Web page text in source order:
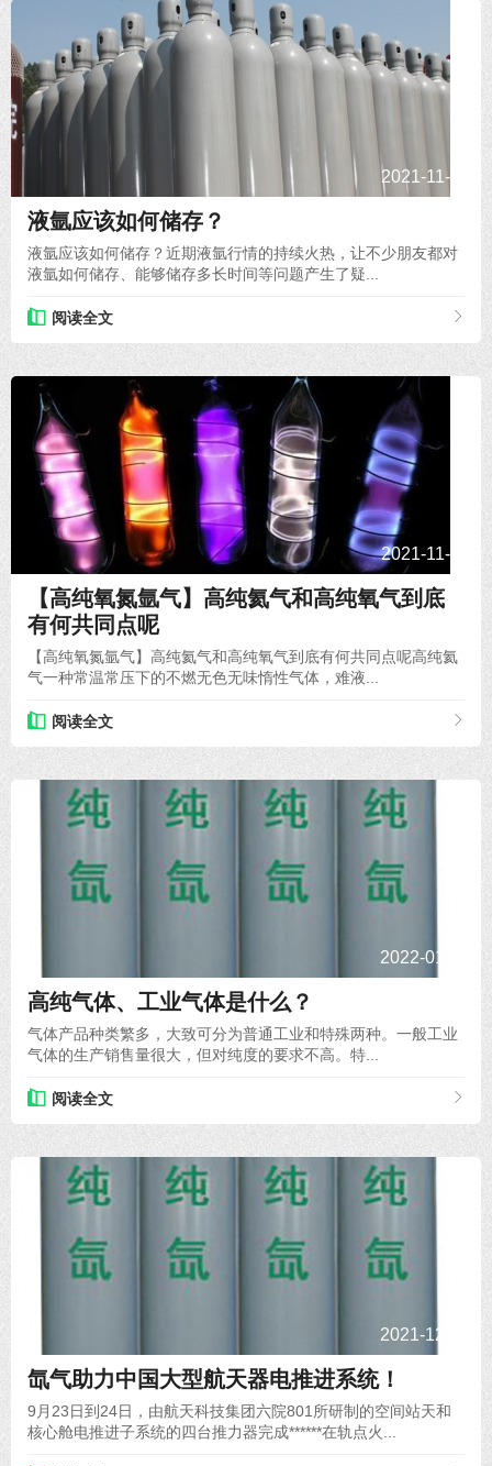
2021-11-26
液氩应该如何储存？
液氩应该如何储存？近期液氩行情的持续火热，让不少朋友都对
液氩如何储存、能够储存多长时间等问题产生了疑...
阅读全文
2021-11-22
【高纯氧氮氩气】高纯氦气和高纯氧气到底
有何共同点呢
【高纯氧氮氩气】高纯氦气和高纯氧气到底有何共同点呢高纯氦
气一种常温常压下的不燃无色无味惰性气体，难液...
阅读全文
2022-01-17
高纯气体、工业气体是什么？
气体产品种类繁多，大致可分为普通工业和特殊两种。一般工业
气体的生产销售量很大，但对纯度的要求不高。特...
阅读全文
2021-12-06
氙气助力中国大型航天器电推进系统！
9月23日到24日，由航天科技集团六院801所研制的空间站天和
核心舱电推进子系统的四台推力器完成******在轨点火...